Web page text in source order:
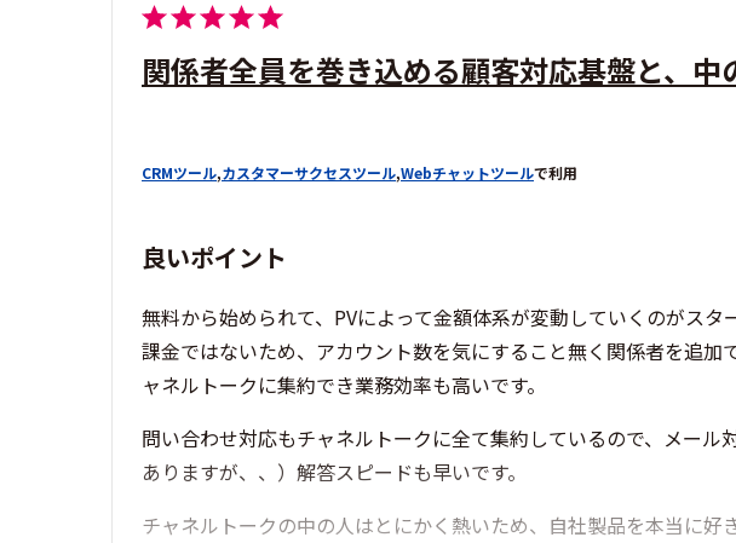
関係者全員を巻き込める顧客対応基盤と、中
CRMツール,カスタマーサクセスツール,Webチャットツールで利用
良いポイント
無料から始められて、PVによって金額体系が変動していくのがス
課金ではないため、アカウント数を気にすること無く関係者を追
ャネルトークに集約でき業務効率も高いです。
問い合わせ対応もチャネルトークに全て集約しているので、メー
ありますが、、）解答スピードも早いです。
チャネルトークの中の人はとにかく熱いため、自社製品を本当に